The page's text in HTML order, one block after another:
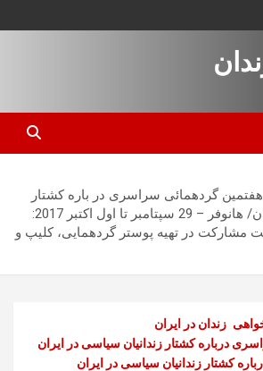
گردهمائی سراسری در باره کشتار
زندانیان سیاسی درایران/ هانوفر – 29 سپتامبر تا اول اکتبر 2017:
مشارکت در تهیه پوستر گردهمایی، کلیپ و
زندان در ایران
درباره کشتار زندانیان سیاسی در ایران
کشتار زندانیان سیاسی در ایران